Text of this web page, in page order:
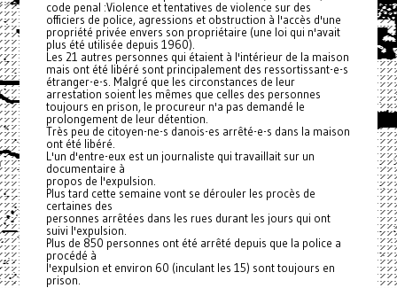
code penal :Violence et tentatives de violence sur des
officiers de police, agressions et obstruction à l'accès d'une
propriété privée envers son propriétaire (une loi qui n'avait
plus été utilisée depuis 1960).
Les 21 autres personnes qui étaient à l'intérieur de la maison
mais ont été libéré sont principalement des ressortissant-e-s
étranger-e-s. Malgré que les circonstances de leur
arrestation soient les mêmes que celles des personnes
toujours en prison, le procureur n'a pas demandé le
prolongement de leur détention.
Très peu de citoyen-ne-s danois-es arrêté-e-s dans la maison
ont été libéré.
L'un d'entre-eux est un journaliste qui travaillait sur un
documentaire à
propos de l'expulsion.
Plus tard cette semaine vont se dérouler les procès de
certaines des
personnes arrêtées dans les rues durant les jours qui ont
suivi l'expulsion.
Plus de 850 personnes ont été arrêté depuis que la police a
procédé à
l'expulsion et environ 60 (inculant les 15) sont toujours en
prison.